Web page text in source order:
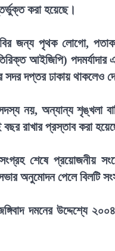
করা হয়েছে।
জন্য পৃথক লোগো, পতাকা ও
আইজিপি)
দপ্তর ঢাকায় থাকলেও
নয়, অন্যান্য শৃঙ্খলা
রাখার প্রস্তাব করা
শেষে প্রয়োজনীয়
অনুমোদন পেলে বিলটি
দমনের উদ্দেশ্যে